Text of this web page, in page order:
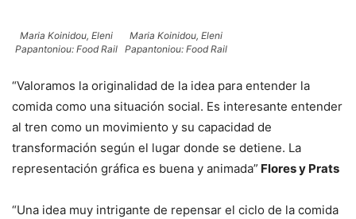
Maria Koinidou, Eleni
Papantoniou: Food Rail
Maria Koinidou, Eleni
Papantoniou: Food Rail
“Valoramos la originalidad de la idea para entender la
comida como una situación social. Es interesante entender
al tren como un movimiento y su capacidad de
transformación según el lugar donde se detiene. La
representación gráfica es buena y animada” Flores y Prats
“Una idea muy intrigante de repensar el ciclo de la comida